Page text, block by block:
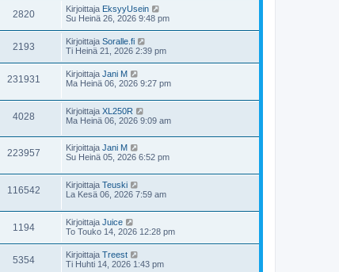
2820 Kirjoittaja EksyyUsein
Su Heinä 26, 2026 9:48 pm
2193 Kirjoittaja Soralle.fi
Ti Heinä 21, 2026 2:39 pm
231931 Kirjoittaja Jani M
Ma Heinä 06, 2026 9:27 pm
4028 Kirjoittaja XL250R
Ma Heinä 06, 2026 9:09 am
223957 Kirjoittaja Jani M
Su Heinä 05, 2026 6:52 pm
116542 Kirjoittaja Teuski
La Kesä 06, 2026 7:59 am
1194 Kirjoittaja Juice
To Touko 14, 2026 12:28 pm
5354 Kirjoittaja Treest
Ti Huhti 14, 2026 1:43 pm